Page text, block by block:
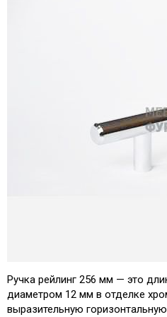
Ручка рейлинг 256 мм — это
диаметром 12 мм в отделке
выразительную